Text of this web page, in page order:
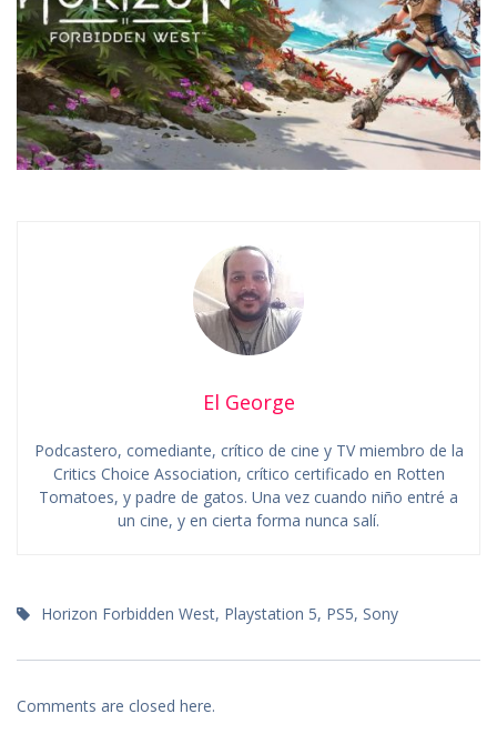
El George
Podcastero, comediante, crítico de cine y TV miembro de la
Critics Choice Association, crítico certificado en Rotten
Tomatoes, y padre de gatos. Una vez cuando niño entré a
un cine, y en cierta forma nunca salí.
Horizon Forbidden West, Playstation 5, PS5, Sony
Comments are closed here.